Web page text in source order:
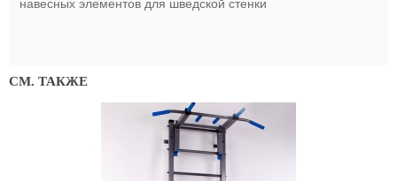
навесных элементов для шведской стенки
СМ. ТАКЖЕ